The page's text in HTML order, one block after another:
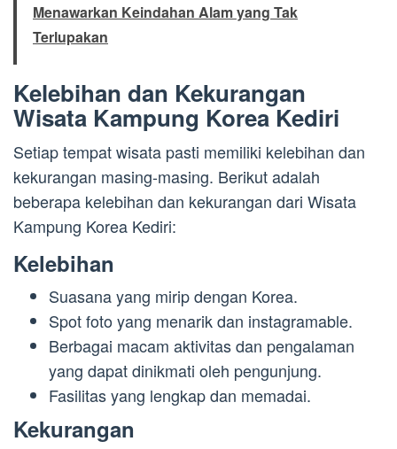
Menawarkan Keindahan Alam yang Tak
Terlupakan
Kelebihan dan Kekurangan
Wisata Kampung Korea Kediri
Setiap tempat wisata pasti memiliki kelebihan dan
kekurangan masing-masing. Berikut adalah
beberapa kelebihan dan kekurangan dari Wisata
Kampung Korea Kediri:
Kelebihan
Suasana yang mirip dengan Korea.
Spot foto yang menarik dan instagramable.
Berbagai macam aktivitas dan pengalaman
yang dapat dinikmati oleh pengunjung.
Fasilitas yang lengkap dan memadai.
Kekurangan